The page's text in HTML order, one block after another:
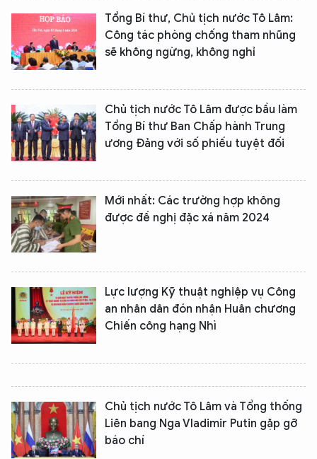
Tổng Bí thư, Chủ tịch nước Tô Lâm:
Công tác phòng chống tham nhũng
sẽ không ngừng, không nghỉ
Chủ tịch nước Tô Lâm được bầu làm
Tổng Bí thư Ban Chấp hành Trung
ương Đảng với số phiếu tuyệt đối
Mới nhất: Các trường hợp không
được đề nghị đặc xá năm 2024
Lực lượng Kỹ thuật nghiệp vụ Công
an nhân dân đón nhận Huân chương
Chiến công hạng Nhì
Chủ tịch nước Tô Lâm và Tổng thống
Liên bang Nga Vladimir Putin gặp gỡ
báo chí
XIN CHÀO,
TÔI LÀ CHATBOT CỦA
Hãy hỏi tôi bất kỳ điều gì bạn cần biết về
An Ninh Thủ Đô nhé. Tôi sẵn sàng hỗ trợ!